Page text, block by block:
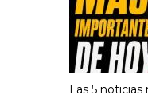
Las 5